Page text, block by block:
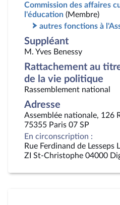
Commission des affaires
l'éducation (Membre)
autres fonctions à
Suppléant
M. Yves Benessy
Rattachement au
de la vie politique
Rassemblement national
Adresse
Assemblée nationale, 126
75355 Paris 07 SP
En circonscription :
Rue Ferdinand de Lesseps
ZI St-Christophe 04000